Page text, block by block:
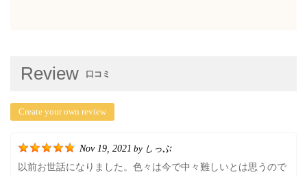
Review 口コミ
Create your own review
Nov 19, 2021 by しっぷ
以前お世話になりました。色々は今で中々難しいとは思うので